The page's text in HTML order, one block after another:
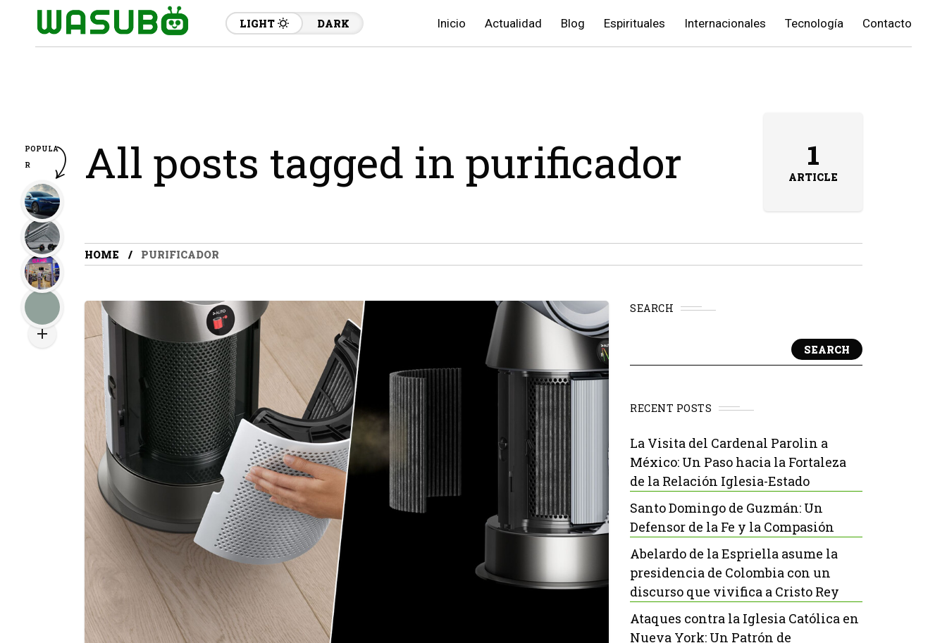
LIGHT DARK Inicio Actualidad Blog Espirituales Internacionales Tecnología Contacto
All posts tagged in purificador 1
ARTICLE
HOME PURIFICADOR
SEARCH
SEARCH
RECENT POSTS
La Visita del Cardenal Parolin a
México: Un Paso hacia la Fortaleza
de la Relación Iglesia-Estado
Santo Domingo de Guzmán: Un
Defensor de la Fe y la Compasión
Abelardo de la Espriella asume la
presidencia de Colombia con un
discurso que vivifica a Cristo Rey
Ataques contra la Iglesia Católica en
Nueva York: Un Patrón de
POPULA
R